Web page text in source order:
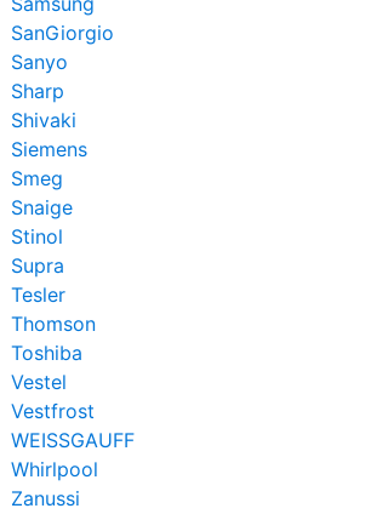
SanGiorgio
Sanyo
Sharp
Shivaki
Siemens
Smeg
Snaige
Stinol
Supra
Tesler
Thomson
Toshiba
Vestel
Vestfrost
WEISSGAUFF
Whirlpool
Zanussi